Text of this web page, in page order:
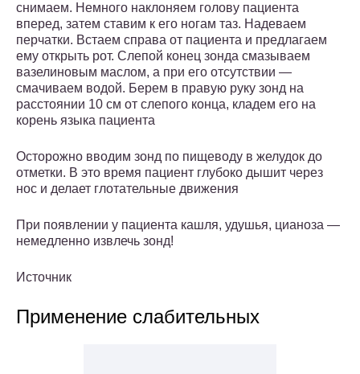
снимаем. Немного наклоняем голову пациента
вперед, затем ставим к его ногам таз. Надеваем
перчатки. Встаем справа от пациента и предлагаем
ему открыть рот. Слепой конец зонда смазываем
вазелиновым маслом, а при его отсутствии —
смачиваем водой. Берем в правую руку зонд на
расстоянии 10 см от слепого конца, кладем его на
корень языка пациента
Осторожно вводим зонд по пищеводу в желудок до
отметки. В это время пациент глубоко дышит через
нос и делает глотательные движения
При появлении у пациента кашля, удушья, цианоза —
немедленно извлечь зонд!
Источник
Применение слабительных